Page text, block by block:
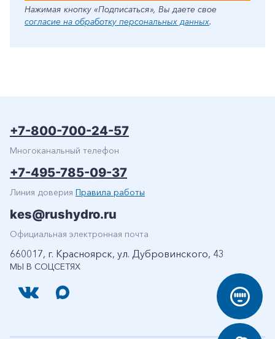
Нажимая кнопку «Подписаться», Вы даете свое
согласие на обработку персональных данных.
МЫ В СОЦСЕТЯХ
+7-800-700-24-57
Многоканальный телефон
+7-495-785-09-37
Линия доверия Правила работы
kes@rushydro.ru
Официальная электронная почта
660017, г. Красноярск, ул. Дубровинского, 43